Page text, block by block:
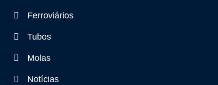
Ferroviários
Tubos
Molas
Notícias